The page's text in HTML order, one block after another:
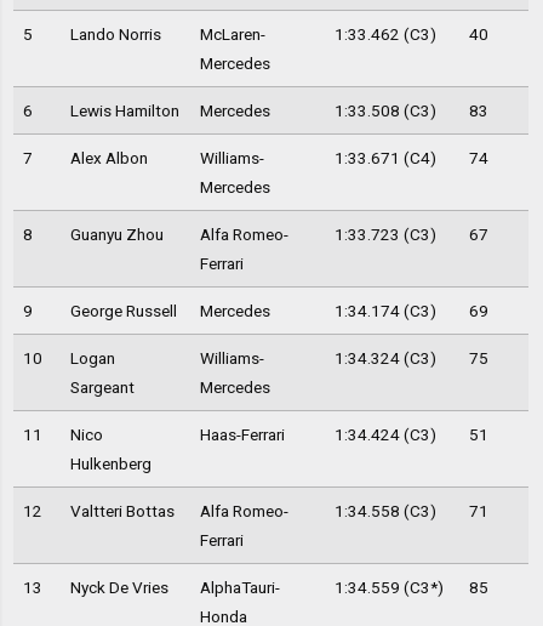
5 Lando Norris
McLaren-
Mercedes
1:33.462 (C3) 40
6 Lewis Hamilton Mercedes 1:33.508 (C3) 83
7 Alex Albon
Williams-
Mercedes
1:33.671 (C4) 74
8 Guanyu Zhou
Alfa Romeo-
Ferrari
1:33.723 (C3) 67
9 George Russell Mercedes 1:34.174 (C3) 69
10
Logan
Sargeant
Williams-
Mercedes
1:34.324 (C3) 75
11
Nico
Hulkenberg
Haas-Ferrari 1:34.424 (C3) 51
12 Valtteri Bottas
Alfa Romeo-
Ferrari
1:34.558 (C3) 71
13 Nyck De Vries
AlphaTauri-
Honda
1:34.559 (C3*) 85